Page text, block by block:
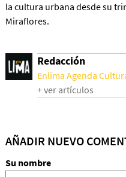
la cultura urbana desde su
Miraflores.
Redacción
Enlima Agenda
+ ver artículos
AÑADIR NUEVO
Su nombre